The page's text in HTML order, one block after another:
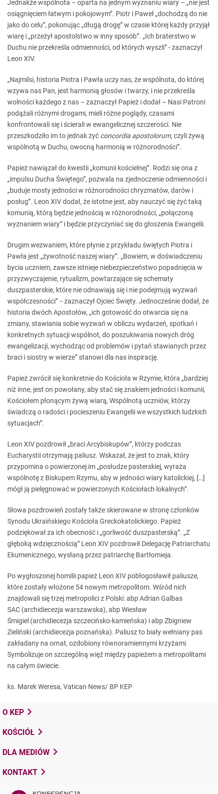
Jednakże wspólnota – oparta na jednym wyznaniu wiary – „nie jest
osiągnięciem łatwym i pokojowym”. Piotr i Paweł „dochodzą do nie
jako do celu”, pokonując „długą drogę” w czasie której każdy przyjął
wiarę i „przeżył apostolstwo w inny sposób”. „Ich braterstwo w
Duchu nie przekreśla odmienności, od których wyszli” - zaznaczył
Leon XIV.
„Najmilsi, historia Piotra i Pawła uczy nas, że wspólnota, do której
wzywa nas Pan, jest harmonią głosów i twarzy, i nie przekreśla
wolności każdego z nas – zaznaczył Papież i dodał – Nasi Patroni
podążali różnymi drogami, mieli różne poglądy, czasami
konfrontowali się i ścierali w ewangelicznej szczerości. Nie
przeszkodziło im to jednak żyć concordia apostolorum, czyli żywą
wspólnotą w Duchu, owocną harmonią w różnorodności”.
Papież nawiązał do kwestii „komunii kościelnej”. Rodzi się ona z
„impulsu Ducha Świętego”, pozwala na zjednoczenie odmienności i
„buduje mosty jedności w różnorodności chryzmatów, darów i
posług”. Leon XIV dodał, że istotne jest, aby nauczyć się żyć taką
komunią, którą będzie jednością w różnorodności, „połączoną
wyznaniem wiary” i będzie przyczyniać się do głoszenia Ewangelii.
Drugim wezwaniem, które płynie z przykładu świętych Piotra i
Pawła jest „żywotność naszej wiary”. „Bowiem, w doświadczeniu
bycia uczniem, zawsze istnieje niebezpieczeństwo popadnięcia w
przyzwyczajenie, rytualizm, powtarzające się schematy
duszpasterskie, które nie odnawiają się i nie podejmują wyzwań
współczesności” – zaznaczył Ojciec Święty. Jednocześnie dodał, że
historia dwóch Apostołów, „ich gotowość do otwarcia się na
zmiany, stawiania sobie wyzwań w obliczu wydarzeń, spotkań i
konkretnych sytuacji wspólnot, do poszukiwania nowych dróg
ewangelizacji, wychodząc od problemów i pytań stawianych przez
braci i siostry w wierze” stanowi dla nas inspirację.
Papież zwrócił się konkretnie do Kościoła w Rzymie, która „bardziej
niż inne, jest on powołany, aby stać się znakiem jedności i komunii,
Kościołem płonącym żywą wiarą, Wspólnotą uczniów, którzy
świadczą o radości i pocieszeniu Ewangelii we wszystkich ludzkich
sytuacjach”.
Leon XIV pozdrowił „braci Arcybiskupów”, którzy podczas
Eucharystii otrzymają paliusz. Wskazał, że jest to znak, który
przypomina o powierzonej im „posłudze pasterskiej, wyraża
wspólnotę z Biskupem Rzymu, aby w jedności wiary katolickiej, […]
mógł ją pielęgnować w powierzonych Kościołach lokalnych”.
Słowa pozdrowień zostały także skierowane w stronę członków
Synodu Ukraińskiego Kościoła Greckokatolickiego. Papież
podziękował za ich obecność i „gorliwość duszpasterską”. „Z
głęboką wdzięcznością” Leon XIV pozdrowił Delegację Patriarchatu
Ekumenicznego, wysłaną przez patriarchę Bartłomieja.
Po wygłoszonej homilii papież Leon XIV pobłogosławił paliusze,
które zostały włożone 54 nowym metropolitom. Wśród nich
znajdowali się trzej metropolici z Polski: abp Adrian Galbas
SAC (archidiecezja warszawska), abp Wiesław
Śmigiel (archidiecezja szczecińsko-kamieńska) i abp Zbigniew
Zieliński (archidiecezja poznańska). Paliusz to biały wełniany pas
zakładany na ornat, ozdobiony równoramiennymi krzyżami.
Symbolizuje on szczególną więź między papieżem a metropolitami
na całym świecie.
ks. Marek Weresa, Vatican News/ BP KEP
O KEP
KOŚCIÓŁ
DLA MEDIÓW
KONTAKT